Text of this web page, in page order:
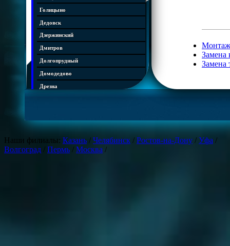
Голицыно
Дедовск
Дзержинский
Дмитров
Долгопрудный
Домодедово
Дрезна
Железнодорожный
Жуковский
Зарайск
Монтаж
Замена
Замена
Наши филиалы: Казань / Челябинск / Ростов-на-Дону / Уфа /
Волгоград
Пермь / Москва /